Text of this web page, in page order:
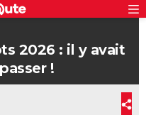
2026 : il y avait
!